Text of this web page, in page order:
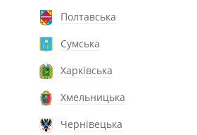
Полтавська
Сумська
Харківська
Хмельницька
Чернівецька